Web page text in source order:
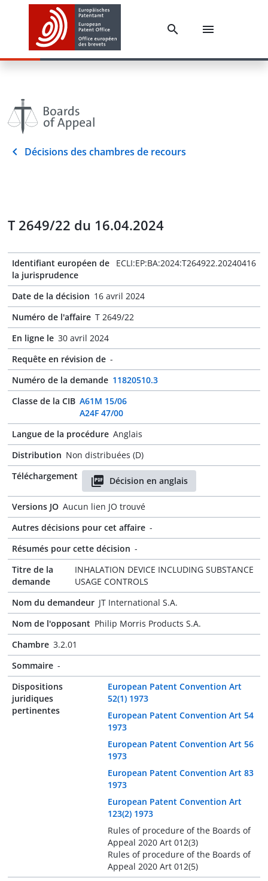
Décisions des chambres de recours
T 2649/22 du 16.04.2024
Identifiant européen de
la jurisprudence
ECLI:EP:BA:2024:T264922.20240416
Date de la décision 16 avril 2024
Numéro de l'affaire T 2649/22
En ligne le 30 avril 2024
Requête en révision de -
Numéro de la demande 11820510.3
Classe de la CIB A61M 15/06
A24F 47/00
Langue de la procédure Anglais
Distribution Non distribuées (D)
Téléchargement
Décision en anglais
Versions JO Aucun lien JO trouvé
Autres décisions pour cet affaire -
Résumés pour cette décision -
Titre de la
demande
INHALATION DEVICE INCLUDING SUBSTANCE
USAGE CONTROLS
Nom du demandeur JT International S.A.
Nom de l'opposant Philip Morris Products S.A.
Chambre 3.2.01
Sommaire -
Dispositions
juridiques
pertinentes
European Patent Convention Art
52(1) 1973
European Patent Convention Art 54
1973
European Patent Convention Art 56
1973
European Patent Convention Art 83
1973
European Patent Convention Art
123(2) 1973
Rules of procedure of the Boards of
Appeal 2020 Art 012(3)
Rules of procedure of the Boards of
Appeal 2020 Art 012(5)